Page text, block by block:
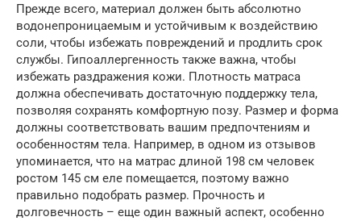
Прежде всего, материал должен быть абсолютно
водонепроницаемым и устойчивым к воздействию
соли, чтобы избежать повреждений и продлить срок
службы. Гипоаллергенность также важна, чтобы
избежать раздражения кожи. Плотность матраса
должна обеспечивать достаточную поддержку тела,
позволяя сохранять комфортную позу. Размер и форма
должны соответствовать вашим предпочтениям и
особенностям тела. Например, в одном из отзывов
упоминается, что на матрас длиной 198 см человек
ростом 145 см еле помещается, поэтому важно
правильно подобрать размер. Прочность и
долговечность – еще один важный аспект, особенно